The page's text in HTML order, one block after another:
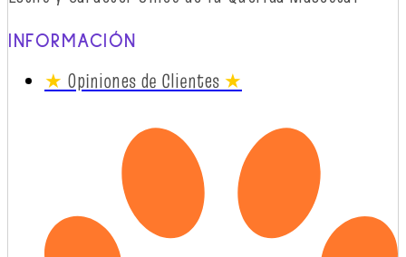
INFORMACIÓN
★ Opiniones de Clientes ★